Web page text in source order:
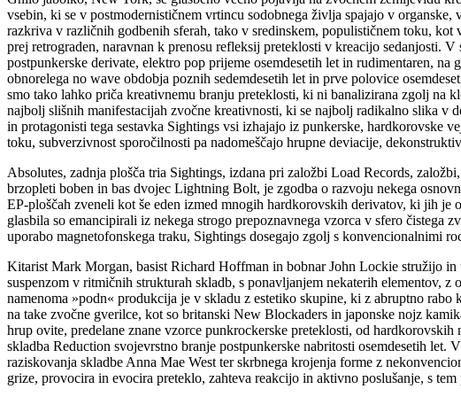
vsebin, ki se v postmodernističnem vrtincu sodobnega življa spajajo v
razkriva v različnih godbenih sferah, tako v sredinskem, populističnem toku,
prej retrograden, naravnan k prenosu refleksij preteklosti v kreacijo sedanjosti.
postpunkerske derivate, elektro pop prijeme osemdesetih let in rudimentaren,
obnorelega no wave obdobja poznih sedemdesetih let in prve polovice
smo tako lahko priča kreativnemu branju preteklosti, ki ni banalizirana zgolj na
najbolj slišnih manifestacijah zvočne kreativnosti, ki se najbolj radikalno slika
in protagonisti tega sestavka Sightings vsi izhajajo iz punkerske, hardkorovske
toku, subverzivnost sporočilnosti pa nadomeščajo hrupne deviacije,
Absolutes, zadnja plošča tria Sightings, izdana pri založbi Load Records,
brzopleti boben in bas dvojec Lightning Bolt, je zgodba o razvoju nekega
EP-ploščah zveneli kot še eden izmed mnogih hardkorovskih derivatov, ki jih
glasbila so emancipirali iz nekega strogo prepoznavnega vzorca v sfero
uporabo magnetofonskega traku, Sightings dosegajo zgolj s konvencionalnimi
Kitarist Mark Morgan, basist Richard Hoffman in bobnar John Lockie stružijo
suspenzom v ritmičnih strukturah skladb, s ponavljanjem nekaterih elementov,
namenoma »podn« produkcija je v skladu z estetiko skupine, ki z abruptno
na take zvočne gverilce, kot so britanski New Blockaders in japonske nojz
hrup ovite, predelane znane vzorce punkrockerske preteklosti, od
skladba Reduction svojevrstno branje postpunkerske nabritosti osemdesetih
raziskovanja skladbe Anna Mae West ter skrbnega krojenja forme z
grize, provocira in evocira preteklo, zahteva reakcijo in aktivno poslušanje, s